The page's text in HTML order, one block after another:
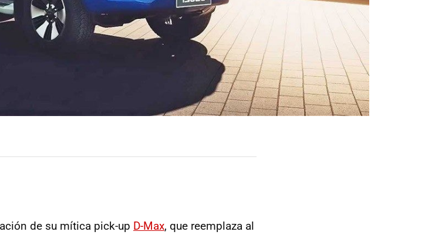
de su mítica pick-up D-Max, que reemplaza al